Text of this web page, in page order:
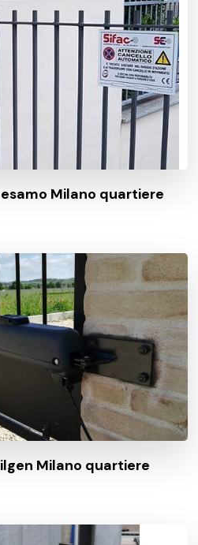
Milano quartiere
Milano quartiere